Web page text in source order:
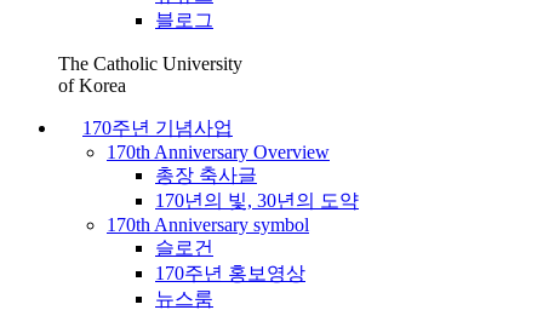
블로그
The Catholic University
of Korea
170주년 기념사업
170th Anniversary Overview
총장 축사글
170년의 빛, 30년의 도약
170th Anniversary symbol
슬로건
170주년 홍보영상
뉴스룸